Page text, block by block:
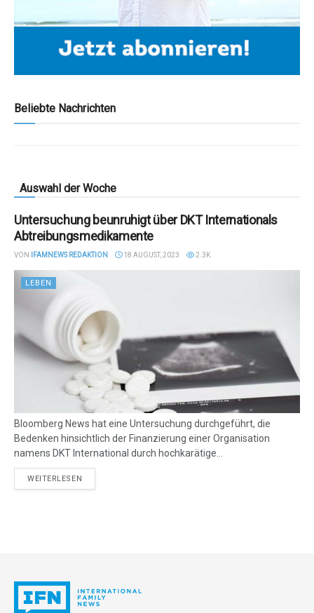
Beliebte Nachrichten
Auswahl der Woche
Untersuchung beunruhigt über DKT Internationals
Abtreibungsmedikamente
VON IFAMNEWS REDAKTION 18 AUGUST, 2023 2.3K
LEBEN
Bloomberg News hat eine Untersuchung durchgeführt, die
Bedenken hinsichtlich der Finanzierung einer Organisation
namens DKT International durch hochkarätige...
WEITERLESEN